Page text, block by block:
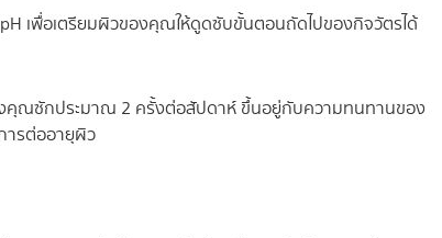
เพื่อเตรียมผิวของคุณให้ดูดซับขั้นตอนถัดไปของกิจวัตรได้
คุณซักประมาณ 2 ครั้งต่อสัปดาห์ ขึ้นอยู่กับความทนทานของ
ารต่ออายุผิว